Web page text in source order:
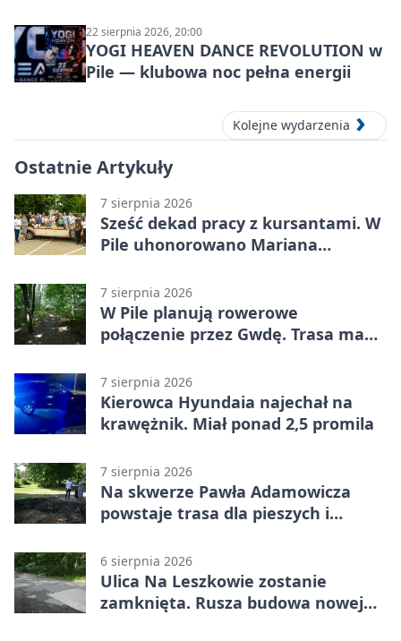
22 sierpnia 2026, 20:00
YOGI HEAVEN DANCE REVOLUTION w
Pile — klubowa noc pełna energii
Kolejne wydarzenia
Ostatnie Artykuły
7 sierpnia 2026
Sześć dekad pracy z kursantami. W
Pile uhonorowano Mariana
7 sierpnia 2026
W Pile planują rowerowe
połączenie przez Gwdę. Trasa ma
7 sierpnia 2026
Kierowca Hyundaia najechał na
krawężnik. Miał ponad 2,5 promila
7 sierpnia 2026
Na skwerze Pawła Adamowicza
powstaje trasa dla pieszych i
6 sierpnia 2026
Ulica Na Leszkowie zostanie
zamknięta. Rusza budowa nowej